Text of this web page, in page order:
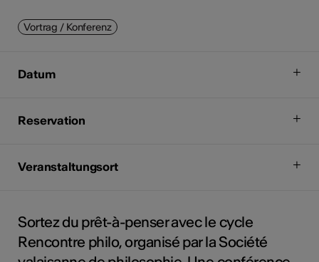
Vortrag / Konferenz
Datum
Reservation
Veranstaltungsort
Sortez du prêt-à-penser avec le cycle
Rencontre philo, organisé par la Société